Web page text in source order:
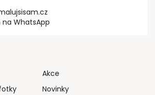
WhatsApp
Akce
Novinky